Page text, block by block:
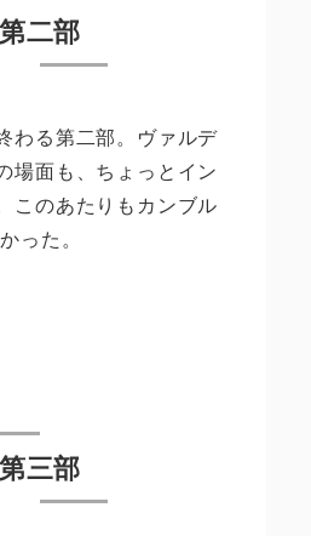
第二部
わる第二部。ヴァルデ
場面も、ちょっとイン
このあたりもカンブル
った。
第三部